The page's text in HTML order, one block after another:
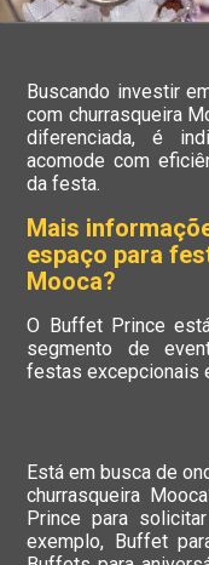
Buscando investir
com churrasqueira
diferenciada, é
acomode com
da festa.
Mais
espaço para
Mooca?
O Buffet Prince
segmento de
festas excepcionais
Está em busca de
churrasqueira
Prince para
exemplo, Buffet